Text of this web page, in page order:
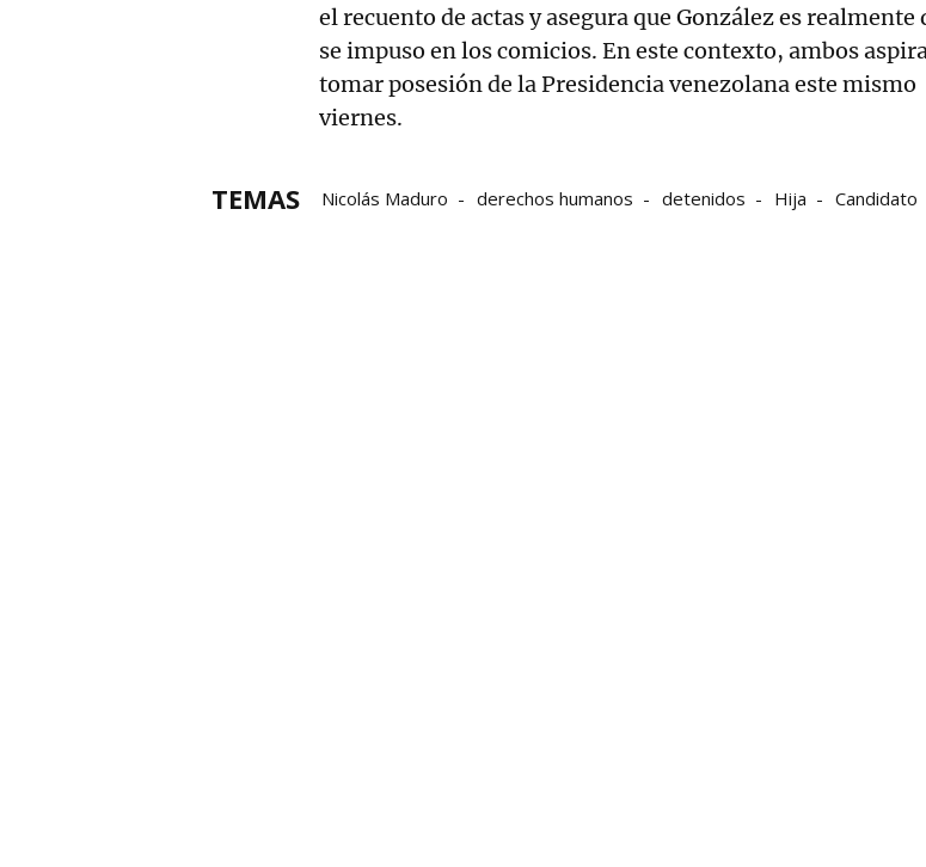
el recuento de actas y asegura que González es realmente
se impuso en los comicios. En este contexto, ambos
tomar posesión de la Presidencia venezolana este mismo
viernes.
TEMAS Nicolás Maduro derechos humanos detenidos Hija
Candidato